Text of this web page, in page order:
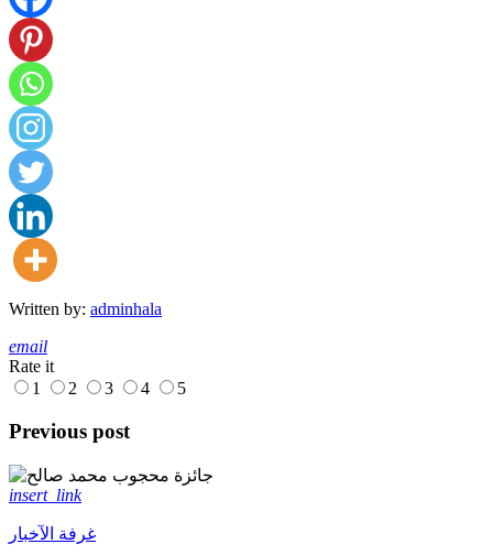
Written by: adminhala
email
Rate it
1
2 3 4 5
Previous post
insert_link
غرفة الآخبار